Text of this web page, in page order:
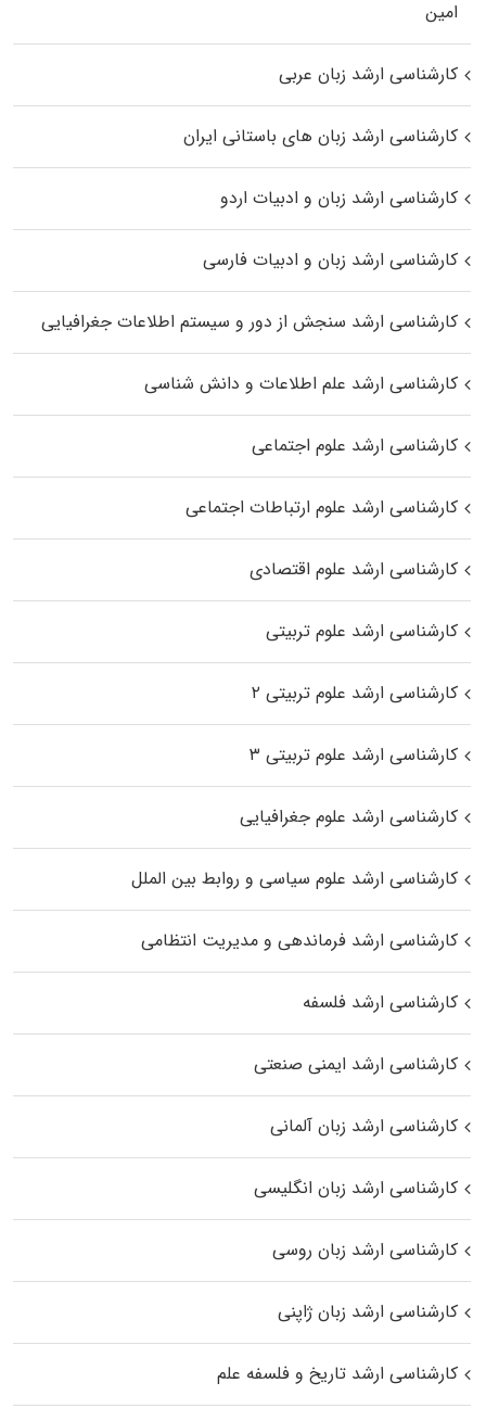
اﻣﻴﻦ
کارشناسی ارشد زبان عربی
کارشناسی ارشد زبان‌ های باستانی ایران
کارشناسی ارشد زبان و ادبیات اردو
کارشناسی ارشد زبان و ادبیات فارسی
کارشناسی ارشد سنجش از دور و سیستم اطلاعات جغرافیایی
کارشناسی ارشد علم اطلاعات و دانش شناسی
کارشناسی ارشد علوم اجتماعی
کارشناسی ارشد علوم ارتباطات اجتماعی
کارشناسی ارشد علوم اقتصادی
کارشناسی ارشد علوم تربیتی
کارشناسی ارشد علوم تربیتی ۲
کارشناسی ارشد علوم تربیتی ۳
کارشناسی ارشد علوم جغرافیایی
کارشناسی ارشد علوم سیاسی و روابط بین الملل
کارشناسی ارشد فرماندهی و مدیریت انتظامی
کارشناسی ارشد فلسفه
کارشناسی ارشد ایمنی صنعتی
کارشناسی ارشد زبان آلمانی
کارشناسی ارشد زبان انگلیسی
کارشناسی ارشد زبان روسی
کارشناسی ارشد زبان ژاپنی
کارشناسی ارشد تاریخ و فلسفه علم